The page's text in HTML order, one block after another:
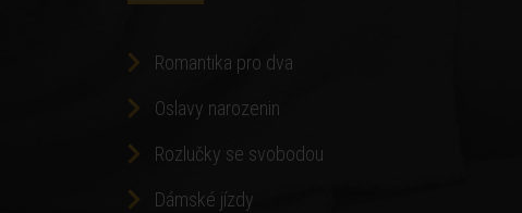
Romantika pro dva
Oslavy narozenin
Rozlučky se svobodou
Dámské jízdy